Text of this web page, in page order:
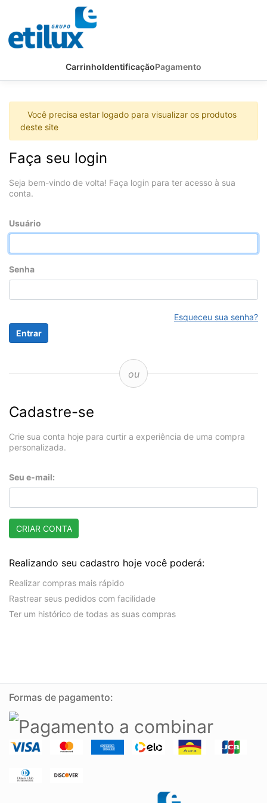
CarrinhoIdentificaçãoPagamento
Você precisa estar logado para visualizar os produtos
deste site
Faça seu login
Seja bem-vindo de volta! Faça login para ter acesso à sua
conta.
Usuário
Senha
Esqueceu sua senha?
ou
Cadastre-se
Crie sua conta hoje para curtir a experiência de uma compra
personalizada.
Seu e-mail:
CRIAR CONTA
Realizando seu cadastro hoje você poderá:
Realizar compras mais rápido
Rastrear seus pedidos com facilidade
Ter um histórico de todas as suas compras
Formas de pagamento: